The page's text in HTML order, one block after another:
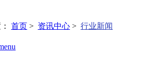
首页 > 资讯中心 > 行业新闻